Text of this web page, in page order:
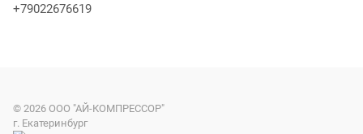
+79022676619
© 2026 ООО "АЙ-КОМПРЕССОР"
г. Екатеринбург